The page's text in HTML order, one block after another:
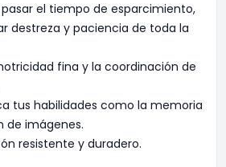
el tiempo de esparcimiento,
destreza y paciencia de toda la
fina y la coordinación de
tus habilidades como la memoria
de imágenes.
resistente y duradero.